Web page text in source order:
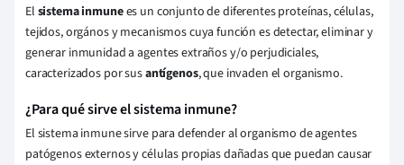
El sistema inmunees un conjunto de diferentes proteínas, células,
tejidos, orgános y mecanismos cuya función es detectar, eliminar y
generar inmunidad a agentes extraños y/o perjudiciales,
caracterizados por susantígenos, que invaden el organismo.
¿Para qué sirve el sistema inmune?
El sistema inmune sirve para defender al organismo de agentes
patógenos externos y células propias dañadas que puedan causar